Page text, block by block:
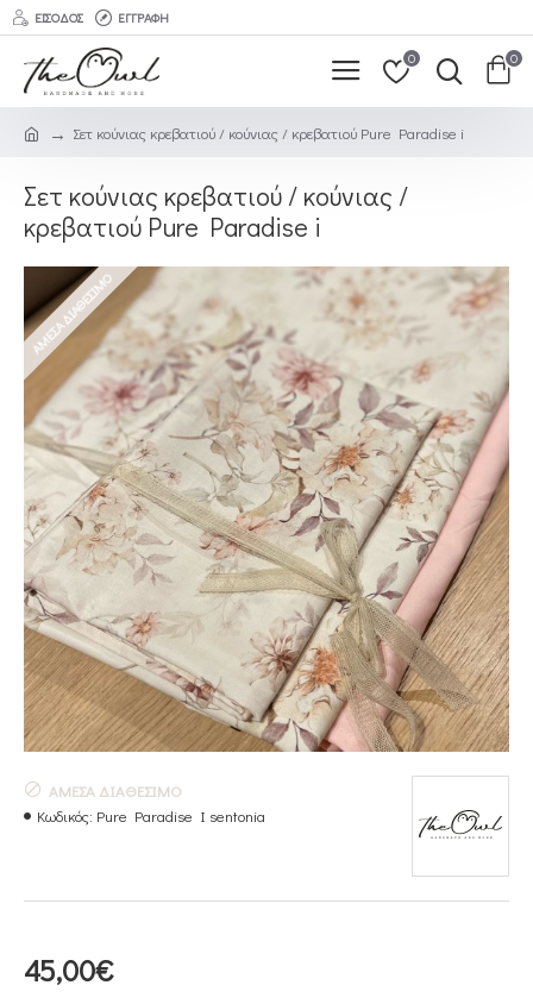
ΕΊΣΟΔΟΣ ΕΓΓΡΑΦΉ
0 0
Σετ κούνιας κρεβατιού / κούνιας / κρεβατιού Pure Paradise i
Σετ κούνιας κρεβατιού / κούνιας /
κρεβατιού Pure Paradise i
ΆΜΕΣΑ ΔΙΑΘΈΣΙΜΟ
45,00€
ΆΜΕΣΑ ΔΙΑΘΈΣΙΜΟ
Κωδικός: Pure Paradise I sentonia